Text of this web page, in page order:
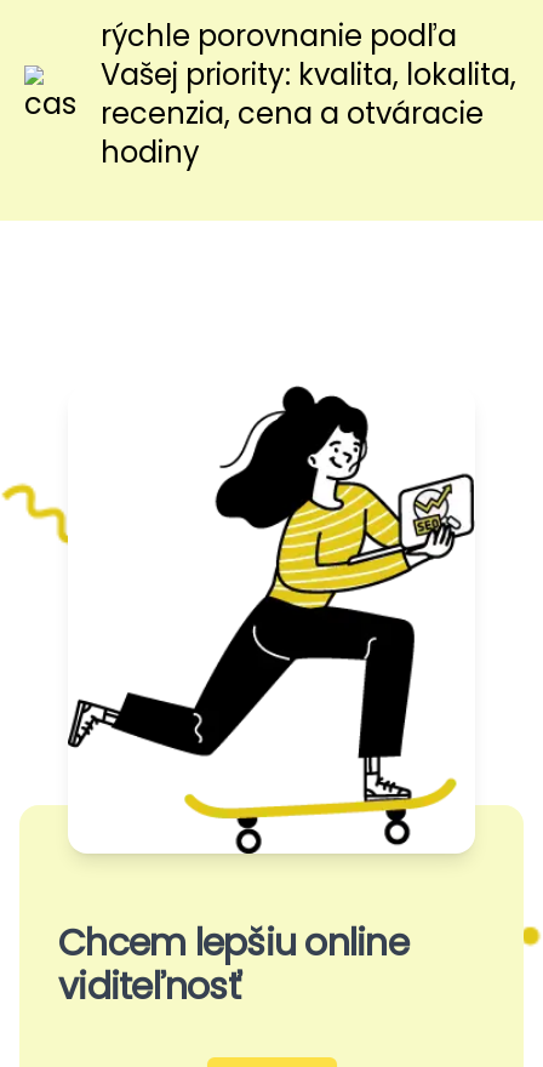
rýchle porovnanie podľa
Vašej priority: kvalita, lokalita,
recenzia, cena a otváracie
hodiny
Chcem lepšiu online
viditeľnosť